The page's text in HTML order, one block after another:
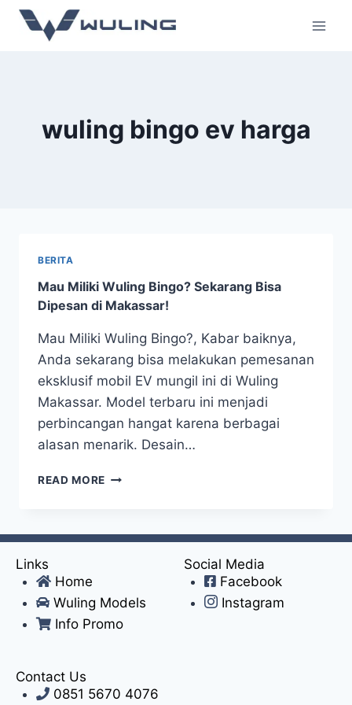
wuling bingo ev harga
BERITA
Mau Miliki Wuling Bingo? Sekarang Bisa
Dipesan di Makassar!
Mau Miliki Wuling Bingo?, Kabar baiknya,
Anda sekarang bisa melakukan pemesanan
eksklusif mobil EV mungil ini di Wuling
Makassar. Model terbaru ini menjadi
perbincangan hangat karena berbagai
alasan menarik. Desain…
READ MORE
Links
Home
Wuling Models
Info Promo
Social Media
Facebook
Instagram
Contact Us
0851 5670 4076